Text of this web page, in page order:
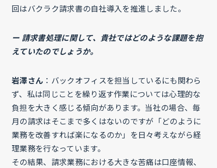
回はバクラク請求書の自社導入を推進しました。
ー 請求書処理に関して、貴社ではどのような課題を抱
えていたのでしょうか。
岩澤さん ：バックオフィスを担当しているにも関わら
ず、私は同じことを繰り返す作業については心理的な
負担を大きく感じる傾向があります。当社の場合、毎
月の請求はそこまで多くはないのですが「どのように
業務を改善すれば楽になるのか」を日々考えながら経
理業務を行なっています。
その結果、請求業務における大きな苦痛は口座情報、